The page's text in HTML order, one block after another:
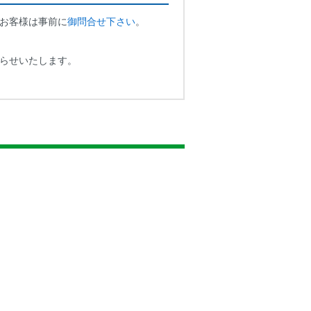
客様は事前に御問合せ下さい。
せいたします。